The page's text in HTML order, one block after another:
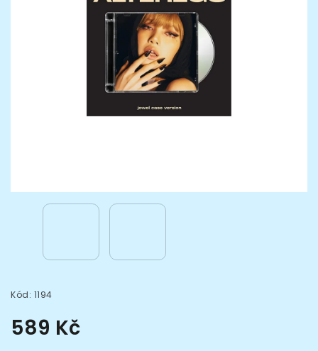
Kód: 1194
589 Kč